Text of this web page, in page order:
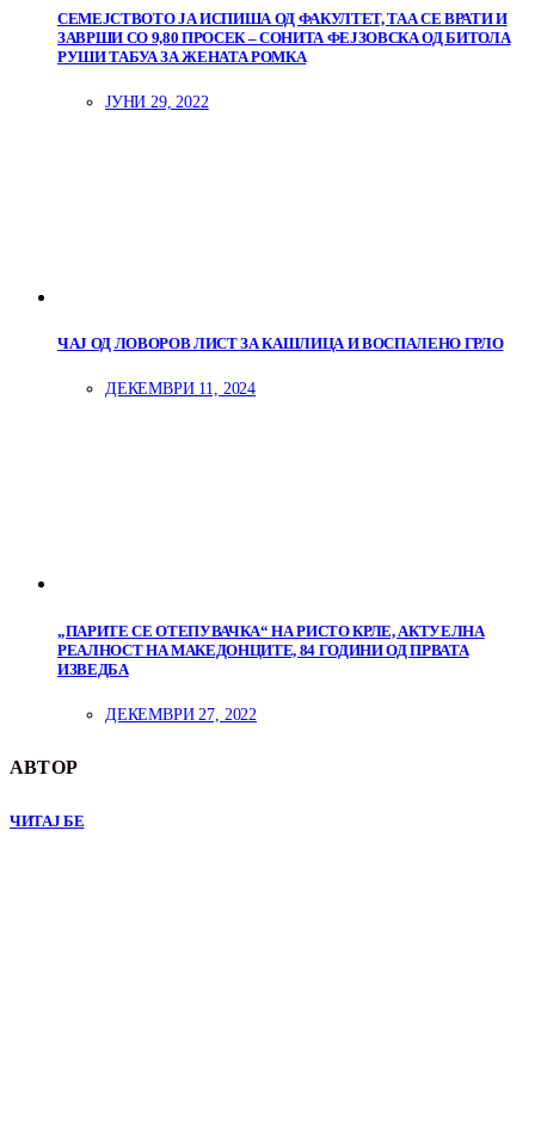
СЕМЕЈСТВОТО ЈА ИСПИША ОД ФАКУЛТЕТ, ТАА СЕ ВРАТИ И
ЗАВРШИ СО 9,80 ПРОСЕК – СОНИТА ФЕЈЗОВСКА ОД БИТОЛА
РУШИ ТАБУА ЗА ЖЕНАТА РОМКА
ЈУНИ 29, 2022
ЧАЈ ОД ЛОВОРОВ ЛИСТ ЗА КАШЛИЦА И ВОСПАЛЕНО ГРЛО
ДЕКЕМВРИ 11, 2024
„ПАРИТЕ СЕ ОТЕПУВАЧКА“ НА РИСТО КРЛЕ, АКТУЕЛНА
РЕАЛНОСТ НА МАКЕДОНЦИТЕ, 84 ГОДИНИ ОД ПРВАТА
ИЗВЕДБА
ДЕКЕМВРИ 27, 2022
АВТОР
ЧИТАЈ БЕ